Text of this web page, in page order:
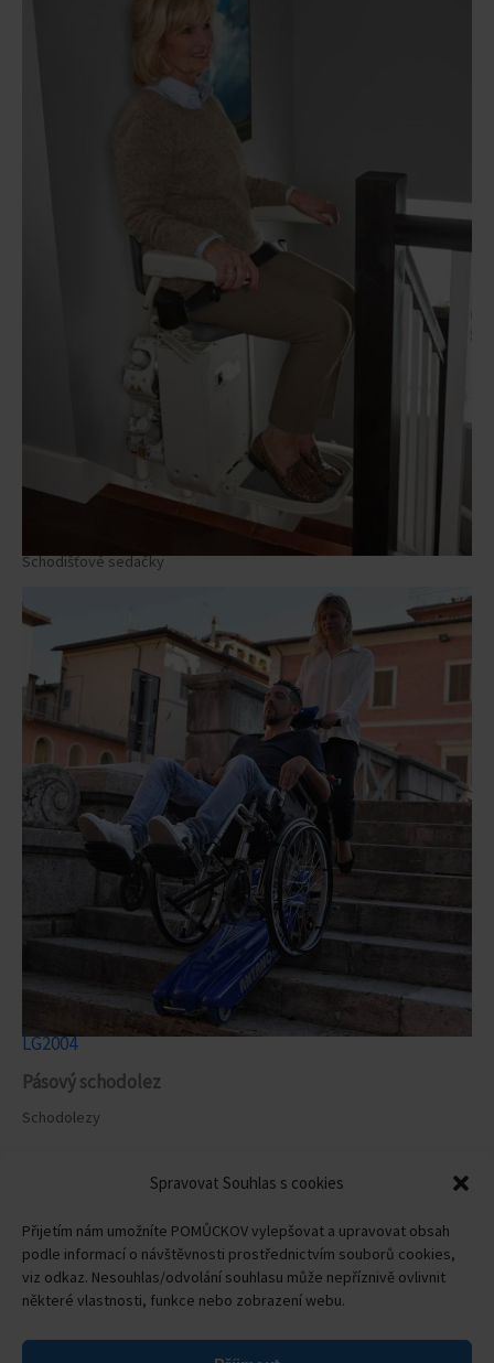
Spravovat Souhlas s cookies
Přijetím nám umožníte POMŮCKOV vylepšovat a upravovat obsah
podle informací o návštěvnosti prostřednictvím souborů cookies,
viz odkaz. Nesouhlas/odvolání souhlasu může nepříznivě ovlivnit
některé vlastnosti, funkce nebo zobrazení webu.
Platinum
Schodišťové sedačky
LG2004
Pásový schodolez
Schodolezy
Tento web je chráněn službou reCAPTCHA a platí
zásady ochrany osobních údajů a smluvní podmínky
společnosti Google.